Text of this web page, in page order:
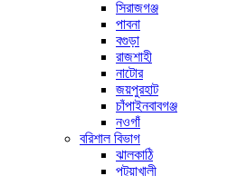
সিরাজগঞ্জ
পাবনা
বগুড়া
রাজশাহী
নাটোর
জয়পুরহাট
চাঁপাইনবাবগঞ্জ
নওগাঁ
বরিশাল বিভাগ
ঝালকাঠি
পটুয়াখালী